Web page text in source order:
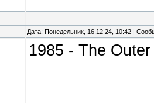
Дата: Понедельник, 16.12.24, 10:42 |
1985 - The